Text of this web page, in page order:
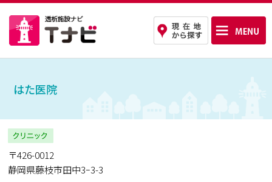
はた医院
〒426-0012
静岡県藤枝市田中3ｰ3-3